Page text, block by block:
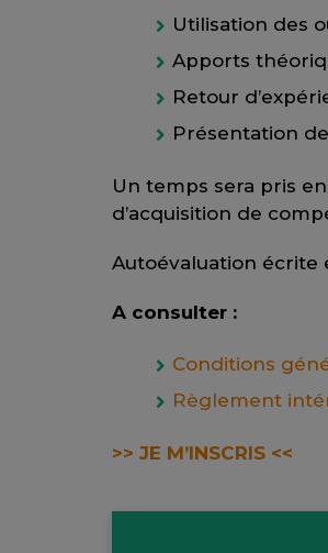
Utilisation des
Apports
Retour
Présentation
Un temps sera pris
d’acquisition de
Autoévaluation
A consulter :
Conditions
Règlement
>> JE M’INSCRIS <<